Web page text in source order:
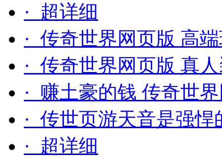
· 超详细
· 传奇世界网页版 高
· 传奇世界网页版 真
· 赚土豪的钱 传奇世
· 传世页游天音是强
· 超详细